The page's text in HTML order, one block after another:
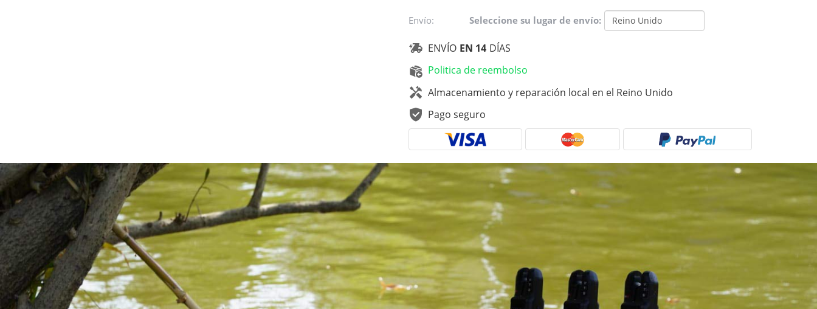
Envío: Seleccione su lugar de envío:
ENVÍO EN 14 DÍAS
Politica de reembolso
Almacenamiento y reparación local en el Reino Unido
Pago seguro